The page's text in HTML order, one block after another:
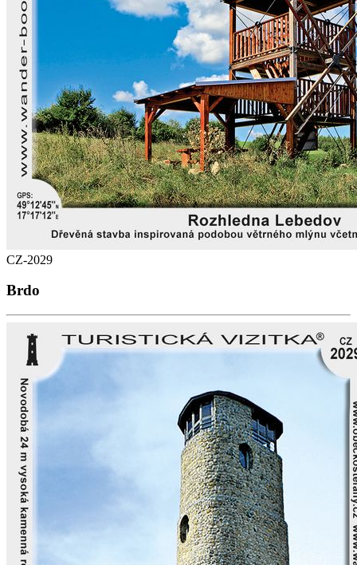
CZ-2029
Brdo